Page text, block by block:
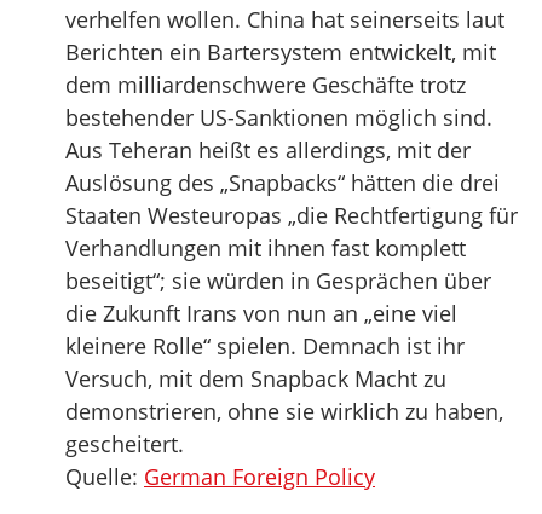
verhelfen wollen. China hat seinerseits laut
Berichten ein Bartersystem entwickelt, mit
dem milliardenschwere Geschäfte trotz
bestehender US-Sanktionen möglich sind.
Aus Teheran heißt es allerdings, mit der
Auslösung des „Snapbacks“ hätten die drei
Staaten Westeuropas „die Rechtfertigung für
Verhandlungen mit ihnen fast komplett
beseitigt“; sie würden in Gesprächen über
die Zukunft Irans von nun an „eine viel
kleinere Rolle“ spielen. Demnach ist ihr
Versuch, mit dem Snapback Macht zu
demonstrieren, ohne sie wirklich zu haben,
gescheitert.
Quelle: German Foreign Policy